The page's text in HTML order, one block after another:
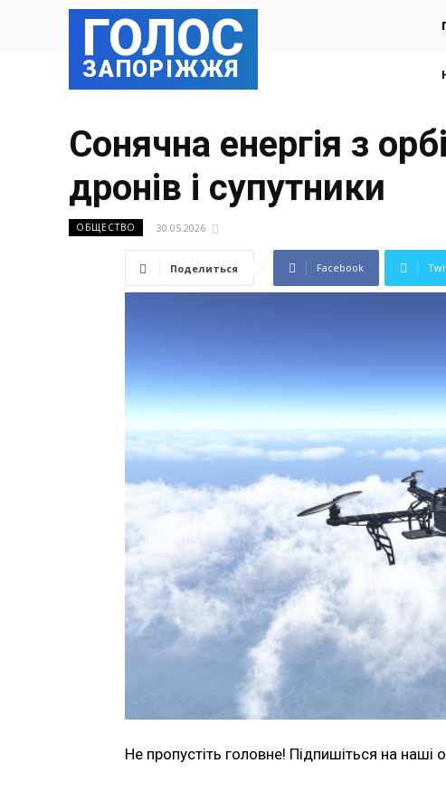
ГОЛОС
ЗАПОРІЖЖЯ
Сонячна енергія з
дронів і супутники
ОБЩЕСТВО 30.05.2026
Поделиться Facebook
Не пропустіть головне! Підпишіться на наші